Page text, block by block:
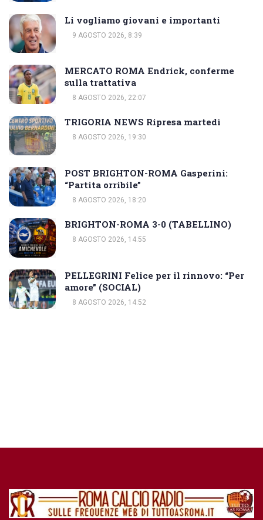
Li vogliamo giovani e importanti
9 AGOSTO 2026, 8:39
MERCATO ROMA Endrick, conferme
sulla trattativa
8 AGOSTO 2026, 22:07
TRIGORIA NEWS Ripresa martedì
8 AGOSTO 2026, 19:30
POST BRIGHTON-ROMA Gasperini:
“Partita orribile”
8 AGOSTO 2026, 18:20
BRIGHTON-ROMA 3-0 (TABELLINO)
8 AGOSTO 2026, 14:55
PELLEGRINI Felice per il rinnovo: “Per
amore” (SOCIAL)
8 AGOSTO 2026, 14:52